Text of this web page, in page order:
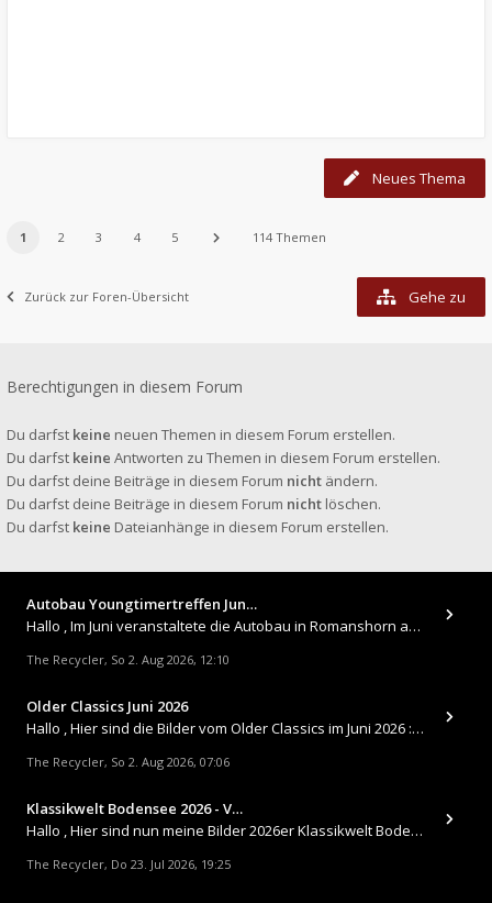
Neues Thema
1 2 3 4 5 114 Themen
Zurück zur Foren-Übersicht Gehe zu
Berechtigungen in diesem Forum
Du darfst keine neuen Themen in diesem Forum erstellen.
Du darfst keine Antworten zu Themen in diesem Forum erstellen.
Du darfst deine Beiträge in diesem Forum nicht ändern.
Du darfst deine Beiträge in diesem Forum nicht löschen.
Du darfst keine Dateianhänge in diesem Forum erstellen.
Autobau Youngtimertreffen Jun…
Hallo , Im Juni veranstaltete die Autobau in Romanshorn auf ihrem Gelände ein kleines Youngtimertreffen : https://up.
The Recycler, So 2. Aug 2026, 12:10
Older Classics Juni 2026
​Hallo , Hier sind die Bilder vom Older Classics im Juni 2026 : https://up.picr.de/51155940wd.jpg https://up.pic
The Recycler, So 2. Aug 2026, 07:06
Klassikwelt Bodensee 2026 - V…
Hallo , Hier sind nun meine Bilder 2026er Klassikwelt Bodensee 😀 https://up.picr.de/51125547rb.jpg https://up.pi
The Recycler, Do 23. Jul 2026, 19:25